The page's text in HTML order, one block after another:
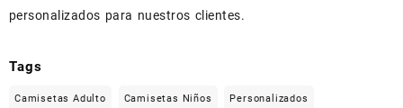
personalizados para nuestros clientes.
Tags
Camisetas Adulto Camisetas Niños Personalizados